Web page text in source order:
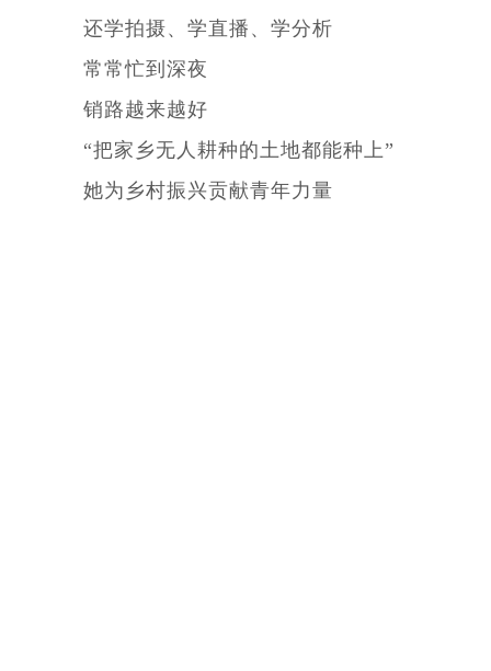
还学拍摄、学直播、学分析
常常忙到深夜
销路越来越好
“把家乡无人耕种的土地都能种上”
她为乡村振兴贡献青年力量